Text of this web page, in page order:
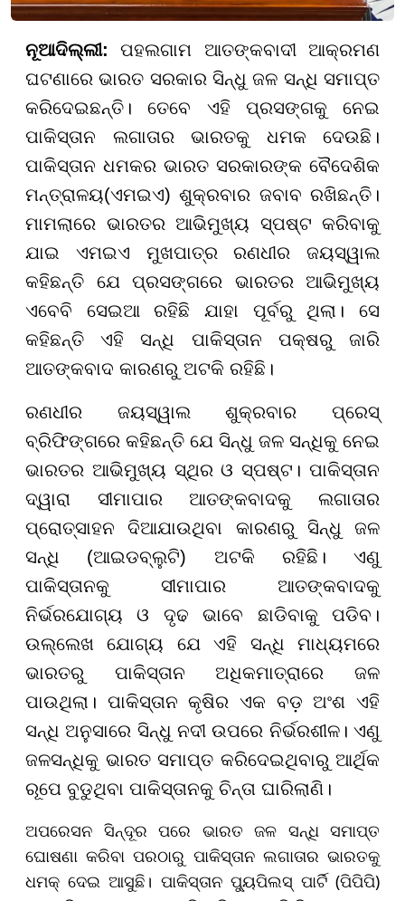
ନୂଆଦିଲ୍ଲୀ: ପହଲଗାମ ଆତଙ୍କବାଦୀ ଆକ୍ରମଣ
ଘଟଣାରେ ଭାରତ ସରକାର ସିନ୍ଧୁ ଜଳ ସନ୍ଧି ସମାପ୍ତ
କରିଦେଇଛନ୍ତି। ତେବେ ଏହି ପ୍ରସଙ୍ଗକୁ ନେଇ
ପାକିସ୍ତାନ ଲଗାତାର ଭାରତକୁ ଧମକ ଦେଉଛି।
ପାକିସ୍ତାନ ଧମକର ଭାରତ ସରକାରଙ୍କ ବୈଦେଶିକ
ମନ୍ତ୍ରାଳୟ(ଏମଇଏ) ଶୁକ୍ରବାର ଜବାବ ରଖିଛନ୍ତି।
ମାମଲାରେ ଭାରତର ଆଭିମୁଖ୍ୟ ସ୍ପଷ୍ଟ କରିବାକୁ
ଯାଇ ଏମଇଏ ମୁଖପାତ୍ର ରଣଧୀର ଜୟସ୍ୱାଲ
କହିଛନ୍ତି ଯେ ପ୍ରସଙ୍ଗରେ ଭାରତର ଆଭିମୁଖ୍ୟ
ଏବେବି ସେଇଆ ରହିଛି ଯାହା ପୂର୍ବରୁ ଥିଲା। ସେ
କହିଛନ୍ତି ଏହି ସନ୍ଧି ପାକିସ୍ତାନ ପକ୍ଷରୁ ଜାରି
ଆତଙ୍କବାଦ କାରଣରୁ ଅଟକି ରହିଛି।
ରଣଧୀର ଜୟସ୍ୱାଲ ଶୁକ୍ରବାର ପ୍ରେସ୍
ବ୍ରିଫିଙ୍ଗରେ କହିଛନ୍ତି ଯେ ସିନ୍ଧୁ ଜଳ ସନ୍ଧିକୁ ନେଇ
ଭାରତର ଆଭିମୁଖ୍ୟ ସ୍ଥିର ଓ ସ୍ପଷ୍ଟ। ପାକିସ୍ତାନ
ଦ୍ୱାରା ସୀମାପାର ଆତଙ୍କବାଦକୁ ଲଗାତାର
ପ୍ରୋତ୍ସାହନ ଦିଆଯାଉଥିବା କାରଣରୁ ସିନ୍ଧୁ ଜଳ
ସନ୍ଧି (ଆଇଡବ୍ଲୁଟି) ଅଟକି ରହିଛି। ଏଣୁ
ପାକିସ୍ତାନକୁ ସୀମାପାର ଆତଙ୍କବାଦକୁ
ନିର୍ଭରଯୋଗ୍ୟ ଓ ଦୃଢ ଭାବେ ଛାଡିବାକୁ ପଡିବ।
ଉଲ୍ଲେଖ ଯୋଗ୍ୟ ଯେ ଏହି ସନ୍ଧି ମାଧ୍ୟମରେ
ଭାରତରୁ ପାକିସ୍ତାନ ଅଧିକମାତ୍ରାରେ ଜଳ
ପାଉଥିଲା। ପାକିସ୍ତାନ କୃଷିର ଏକ ବଡ଼ ଅଂଶ ଏହି
ସନ୍ଧି ଅନୁସାରେ ସିନ୍ଧୁ ନଦୀ ଉପରେ ନିର୍ଭରଶୀଳ। ଏଣୁ
ଜଳସନ୍ଧିକୁ ଭାରତ ସମାପ୍ତ କରିଦେଇଥିବାରୁ ଆର୍ଥିକ
ରୂପେ ବୁଡୁଥିବା ପାକିସ୍ତାନକୁ ଚିନ୍ତା ଘାରିଲାଣି।
ଅପରେସନ ସିନ୍ଦୂର ପରେ ଭାରତ ଜଳ ସନ୍ଧି ସମାପ୍ତ
ଘୋଷଣା କରିବା ପରଠାରୁ ପାକିସ୍ତାନ ଲଗାତାର ଭାରତକୁ
ଧମକ୍ ଦେଇ ଆସୁଛି। ପାକିସ୍ତାନ ପ୍ୟୁପିଲସ୍ ପାର୍ଟି (ପିପିପି)